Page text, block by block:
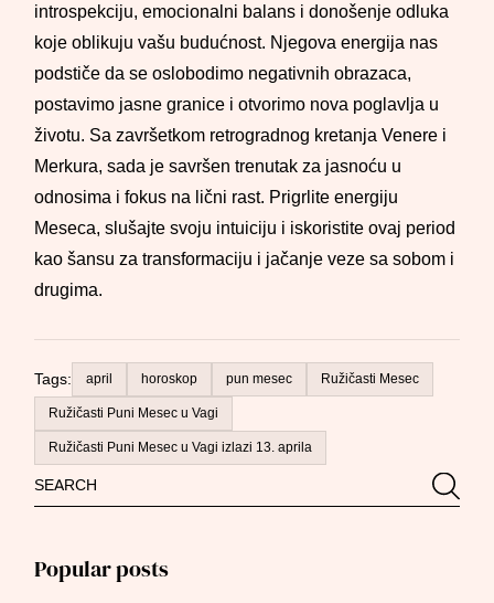
Search
for:
Popular posts
introspekciju, emocionalni balans i donošenje odluka
koje oblikuju vašu budućnost. Njegova energija nas
podstiče da se oslobodimo negativnih obrazaca,
postavimo jasne granice i otvorimo nova poglavlja u
životu. Sa završetkom retrogradnog kretanja Venere i
Merkura, sada je savršen trenutak za jasnoću u
odnosima i fokus na lični rast. Prigrlite energiju
Meseca, slušajte svoju intuiciju i iskoristite ovaj period
kao šansu za transformaciju i jačanje veze sa sobom i
drugima.
Tags: april horoskop pun mesec Ružičasti Mesec
Ružičasti Puni Mesec u Vagi
Ružičasti Puni Mesec u Vagi izlazi 13. aprila